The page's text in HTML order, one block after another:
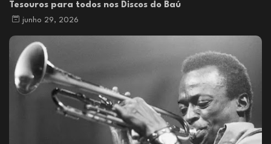
Tesouros para todos nos Discos do Baú
junho 29, 2026